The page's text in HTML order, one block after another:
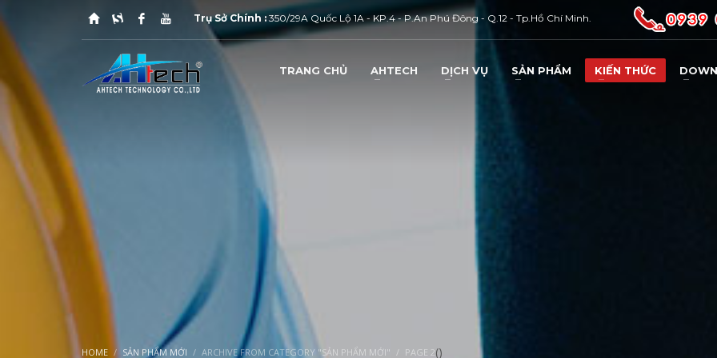
1 Kinh Doanh : 0939.04.11.86 Báo Sự Cố : 0931 40.02.06
Trụ Sở Chính : 350/29A Quốc Lộ 1A - KP.4 - P.An Phú Đông - Q.12 - Tp.Hồ Chí Minh.
TRANG CHỦ AHTECH DỊCH VỤ SẢN PHẨM KIẾN THỨC
HOME SẢN PHẨM MỚI ARCHIVE FROM CATEGORY "SẢN PHẨM MỚI" (
PAGE 2 )